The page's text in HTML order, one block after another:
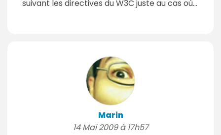
suivant les directives du W3C juste au cas où...
Marin
14 Mai 2009 à 17h57